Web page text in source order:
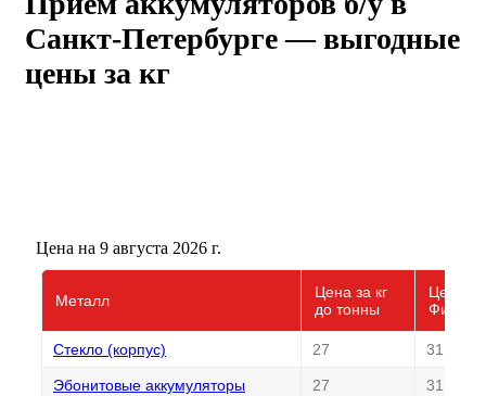
Санкт-Петербурге — выгодные
цены за кг
Цена на 9 августа 2026 г.
Металл
Цена за кг
до тонны
Цена
Стекло (корпус) 27 31
Эбонитовые аккумуляторы 27 31